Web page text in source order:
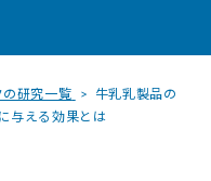
研究一覧
牛乳乳製品の
与える効果とは